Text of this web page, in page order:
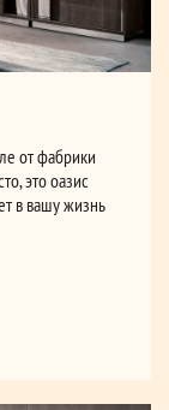
от фабрики
это оазис
в вашу жизнь